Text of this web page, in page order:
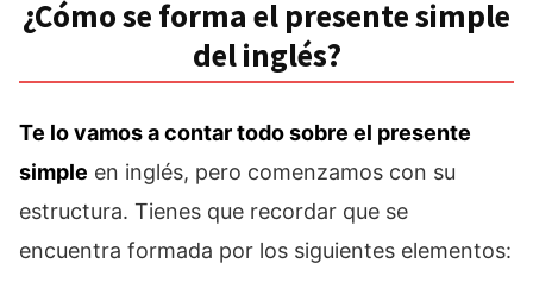
¿Cómo se forma el presente simple
del inglés?
Te lo vamos a contar todo sobre el presente
simple en inglés, pero comenzamos con su
estructura. Tienes que recordar que se
encuentra formada por los siguientes elementos: